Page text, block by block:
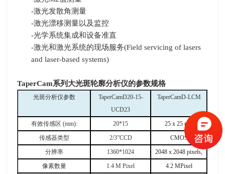
-激光发散角测量
-激光漂移测量以及监控
-光学系统集成和设备准直
-激光和激光系统的现场服务(Field servicing of lasers
and laser‐based systems)
TaperCam系列大光斑轮廓分析仪的参数规格
光斑分析仪参数
TaperCamD20-15-
UCD23
TaperCamD-LCM
有效传感区 (mm): 20*15
25 x 25 mm
传感器类型
2/3”CCD
CMOS
分辨率
1360*1024
2048 x 2048 pixels,
像素数量
1.4 M Pixel
4.2 MPixel